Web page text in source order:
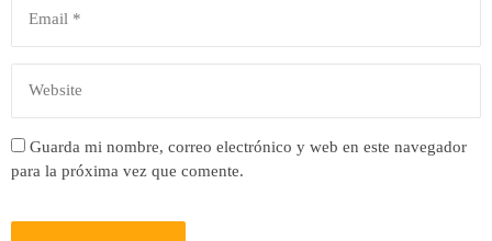
Guarda mi nombre, correo electrónico y web en este navegador
para la próxima vez que comente.